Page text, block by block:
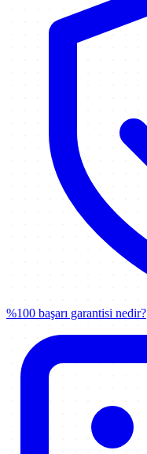
%100 başarı garantisi nedir?